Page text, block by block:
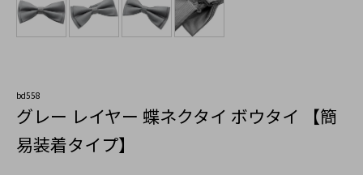
bd558
グレー レイヤー 蝶ネクタイ ボウタイ 【簡
易装着タイプ】